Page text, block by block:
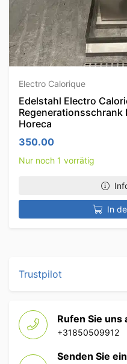
Electro Calorique
Edelstahl Electro
Horeca
350.00
Nur noch 1 vorrätig
In
Trustpilot
Rufen Sie uns
+31850509912
Senden Sie